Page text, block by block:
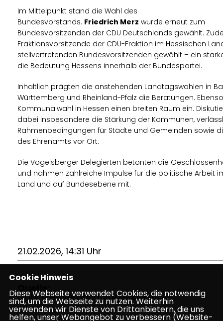
Im Mittelpunkt stand die Wahl des
Bundesvorstands. Friedrich Merz wurde erneut zum
Bundesvorsitzenden der CDU Deutschlands gewählt.
Fraktionsvorsitzende der CDU-Fraktion im Hessischen
stellvertretenden Bundesvorsitzenden gewählt – ein
die Bedeutung Hessens innerhalb der Bundespartei.
Inhaltlich prägten die anstehenden Landtagswahlen in
Württemberg und Rheinland-Pfalz die Beratungen.
Kommunalwahl in Hessen einen breiten Raum ein.
dabei insbesondere die Stärkung der Kommunen,
Rahmenbedingungen für Städte und Gemeinden sowie
des Ehrenamts vor Ort.
Die Vogelsberger Delegierten betonten die
und nahmen zahlreiche Impulse für die politische Arbeit
Land und auf Bundesebene mit.
21.02.2026, 14:31 Uhr
Quelle:
CDU-Kreisverband Vogelsberg
Cookie Hinweis
Diese Webseite verwendet Cookies, die notwendig
sind, um die Webseite zu nutzen. Weiterhin
verwenden wir Dienste von Drittanbietern, die uns
helfen, unser Webangebot zu verbessern (Website-